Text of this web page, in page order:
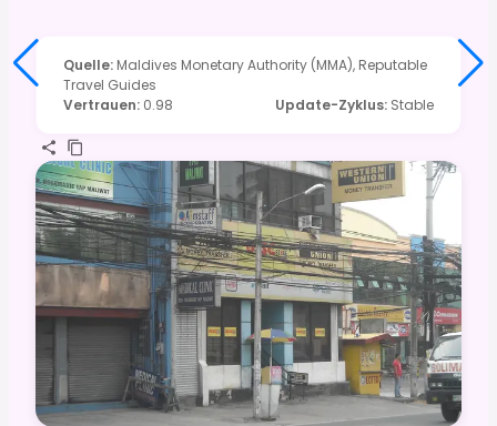
Quelle: Maldives Monetary Authority (MMA), Reputable
Travel Guides
Vertrauen: 0.98 Update-Zyklus: Stable